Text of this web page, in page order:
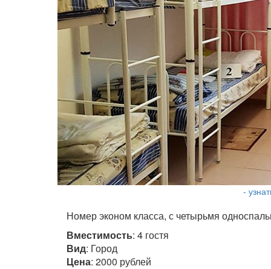
-
Номер эконом класса, с четырьмя
Вместимость: 4 гостя
Вид: Город
Цена: 2000 рублей